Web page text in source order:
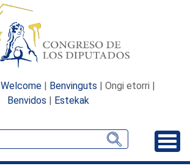
Welcome | Benvinguts | Ongi etorri |
Benvidos | Estekak